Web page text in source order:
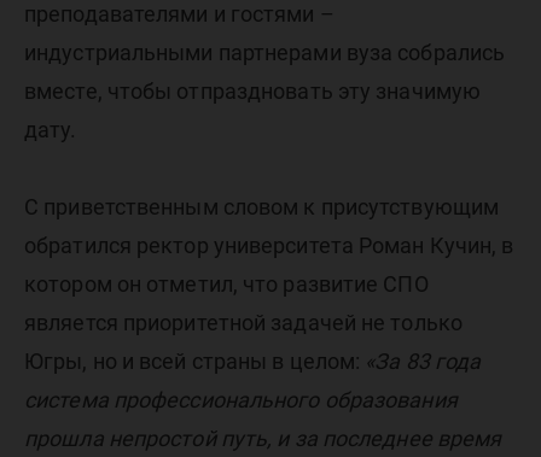
преподавателями и гостями –
индустриальными партнерами вуза собрались
вместе, чтобы отпраздновать эту значимую
дату.
C приветственным словом к присутствующим
обратился ректор университета Роман Кучин, в
котором он отметил, что развитие СПО
является приоритетной задачей не только
Югры, но и всей страны в целом: «За 83 года
система профессионального образования
прошла непростой путь, и за последнее время